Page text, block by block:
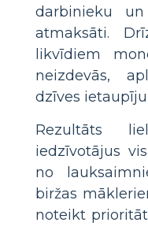
darbinieku
atmaksāti.
likvīdiem
neizdevās,
dzīves
Rezultāts
iedzīvotājus
no
biržas
noteikt